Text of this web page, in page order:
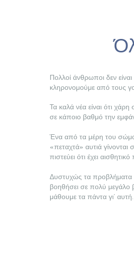
Πολλοί άνθρωποι δεν
κληρονομούμε από τους
Τα καλά νέα είναι ότι
σε κάποιο βαθμό την
Ένα από τα μέρη του
«πεταχτά» αυτιά
πιστεύει ότι έχει
Δυστυχώς τα προβλήματα
βοηθήσει σε πολύ μεγάλο
μάθουμε τα πάντα γι’ αυτή.